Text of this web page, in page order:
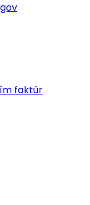
faktúr